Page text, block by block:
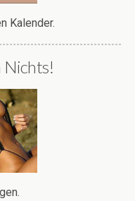
Kalender.
Nichts!